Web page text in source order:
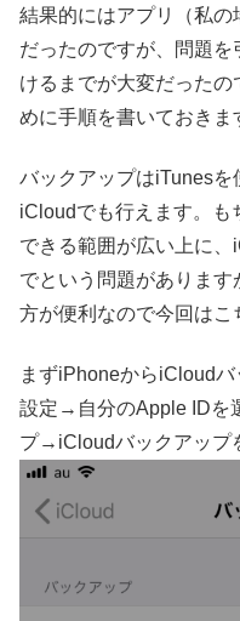
結果的にはアプリ（私の
だったのですが、問題
けるまでが大変だった
めに手順を書いておきま
バックアップはiTunesを
iCloudでも行えます。も
できる範囲が広い上に
でという問題がありま
方が便利なので今回はこ
まずiPhoneからiCloudバ
設定→自分のApple ID
プ→iCloudバックアップ